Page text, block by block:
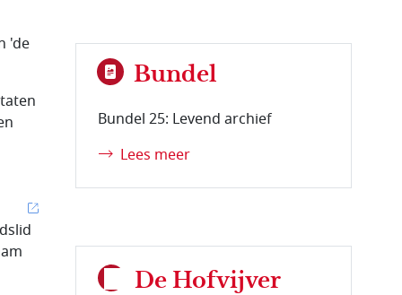
'de
Bundel
Bundel 25: Levend archief
Lees meer
De Hofvijver